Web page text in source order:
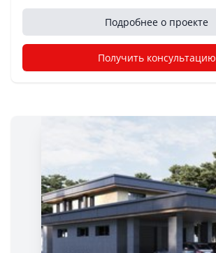
Подробнее о проекте
Получить консультацию